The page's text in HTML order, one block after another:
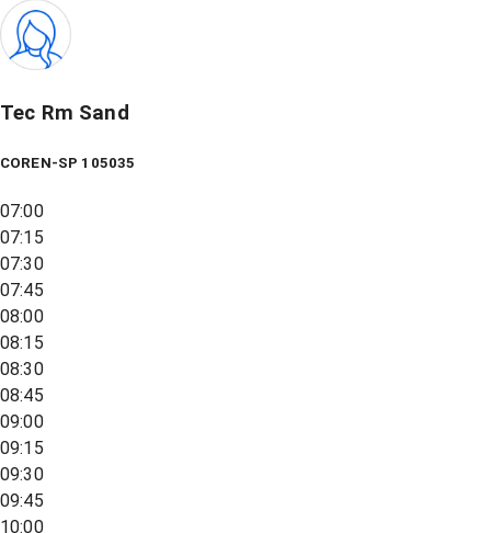
Tec Rm Sand
COREN-SP 105035
07:00
07:15
07:30
07:45
08:00
08:15
08:30
08:45
09:00
09:15
09:30
09:45
10:00